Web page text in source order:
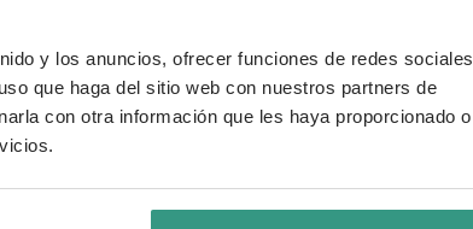
y los anuncios, ofrecer funciones de redes sociales
que haga del sitio web con nuestros partners de
con otra información que les haya proporcionado o